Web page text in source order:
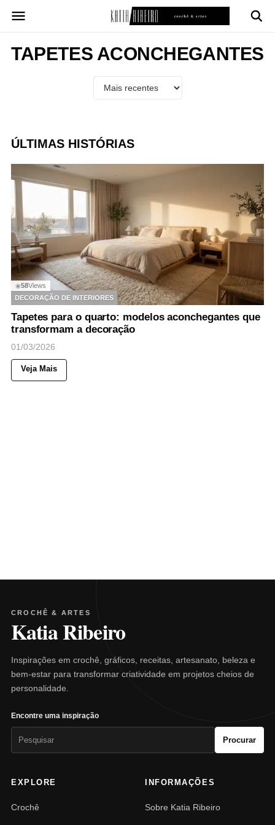
para
conteúdo
TAPETES ACONCHEGANTES
ÚLTIMAS HISTÓRIAS
◉58Views
DECORAÇÃO DE INTERIORES
Tapetes para o quarto: modelos aconchegantes que
transformam a decoração
01/03/2026
Veja Mais
CROCHÊ & ARTES
Katia Ribeiro
Inspirações em crochê, gráficos, receitas, artesanato, beleza e
bem-estar para transformar criatividade em projetos cheios de
personalidade.
Encontre uma inspiração
Procurar
EXPLORE
Crochê
INFORMAÇÕES
Sobre Katia Ribeiro